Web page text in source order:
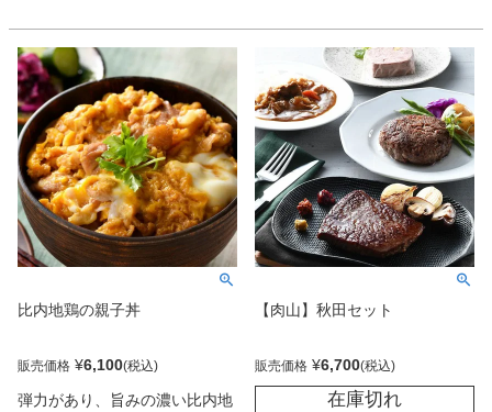
醇な味わいと新食感で魅了す
る。おもてなしにも向く酒肴
だ。
持つ「手綯いの技」受け継い
だ、今の職人が丹精込めて作る
稲庭うどんをぜひご家庭でお楽
しみください。
比内地鶏の親子丼
販売価格 ¥6,100
弾力があり、旨みの濃い比内地
【肉山】秋田セット
販売価格 ¥6,700
在庫切れ